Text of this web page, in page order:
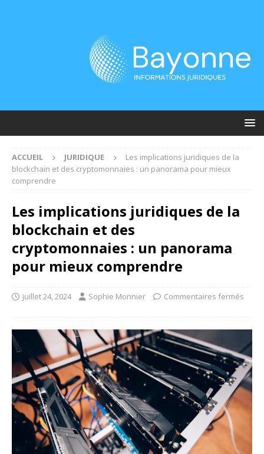
ACCUEIL JURIDIQUE
Les implications juridiques de la
blockchain et des cryptomonnaies : un panorama pour mieux
comprendre
Les implications juridiques de la
blockchain et des
cryptomonnaies : un panorama
pour mieux comprendre
juillet 24, 2024 Sophie Monnier Commentaires fermés